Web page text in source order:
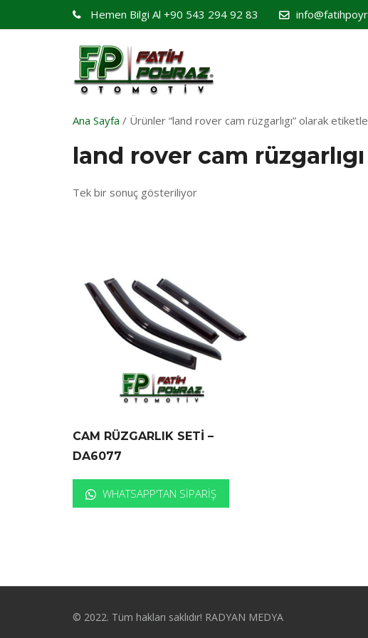
Hemen Bilgi Al +90 543 294 92 83
Ana Sayfa / Ürünler “land rover cam rüzgarlıgı” olarak
land rover cam rüzgarlıgı
Tek bir sonuç gösteriliyor
CAM RÜZGARLIK SETİ –
DA6077
WHATSAPP'TAN SIPARIŞ
© 2022. Tüm hakları saklıdır! RADYAN MEDYA